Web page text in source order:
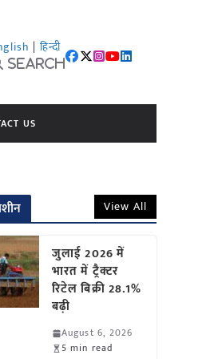
| हिन्दी
Search
US
View All
जुलाई 2026 में
भारत में ट्रैक्टर
रिटेल बिक्री 28.1%
बढ़ी
August 6, 2026
5 min read